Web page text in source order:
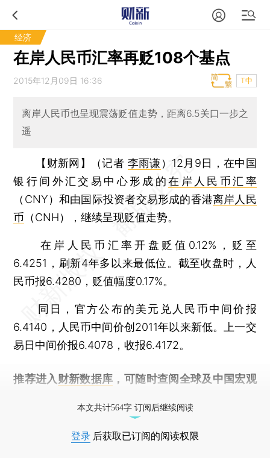
经济
在岸人民币汇率再贬108个基点
2015年12月09日 16:36 T中
离岸人民币也呈现震荡贬值走势，距离6.5关口一步之
遥
【财新网】（记者 李雨谦） 12月9日，在中国
银行间外汇交易中心形成的在岸人民币汇率
（CNY）和由国际投资者交易形成的香港离岸人民
币 （CNH），继续呈现贬值走势。
在岸人民币汇率开盘贬值0.12%，贬至
6.4251，刷新4年多以来最低位。截至收盘时，人
民币报6.4280，贬值幅度0.17%。
同日，官方公布的美元兑人民币中间价报
6.4140，人民币中间价创2011年以来新低。上一交
易日中间价报6.4078，收报6.4172。
推荐进入 财新数据库 ，可随时查阅全球及中国宏观
本文共计564字 订阅后继续阅读
登录 后获取已订阅的阅读权限